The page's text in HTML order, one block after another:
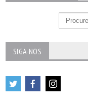
SIGA-NOS